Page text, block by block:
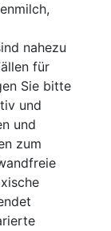
nahezu
für
Sie bitte
und
und
zum